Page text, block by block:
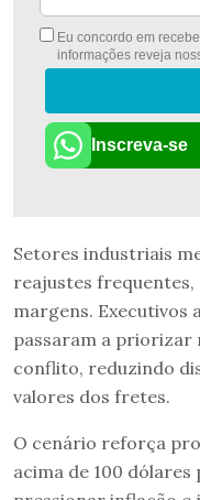
Eu concordo em
informações reveja
Inscreva-se
Setores industriais
reajustes
margens. Executivos
passaram a priorizar
conflito, reduzindo
valores dos fretes.
O cenário reforça
acima de 100